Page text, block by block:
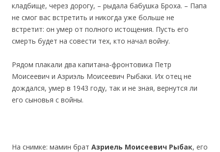
кладбище, через дорогу, – рыдала бабушка Броха. – Папа
не смог вас встретить и никогда уже больше не
встретит: он умер от полного истощения. Пусть его
смерть будет на совести тех, кто начал войну.
Рядом плакали два капитана-фронтовика Петр
Моисеевич и Азриэль Моисеевич Рыбаки. Их отец не
дождался, умер в 1943 году, так и не зная, вернутся ли
его сыновья с войны.
На снимке: мамин брат Азриель Моисеевич Рыбак, его